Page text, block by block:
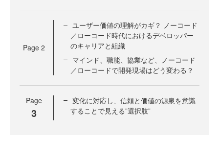
Page 2
ユーザー価値の理解がカギ？ ノーコード
／ローコード時代におけるデベロッパー
のキャリアと組織
マインド、職能、協業など、ノーコード
／ローコードで開発現場はどう変わる？
Page
3
変化に対応し、信頼と価値の源泉を意識
することで見える”選択肢”